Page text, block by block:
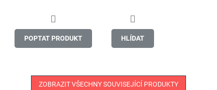
POPTAT PRODUKT HLÍDAT
ZOBRAZIT VŠECHNY SOUVISEJÍCÍ PRODUKTY